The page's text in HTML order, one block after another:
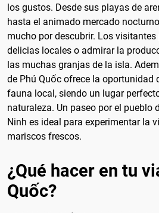
los gustos. Desde sus playas de
hasta el animado mercado
mucho por descubrir. Los
delicias locales o admirar la
las muchas granjas de la isla.
de Phú Quốc ofrece la oportunidad
fauna local, siendo un lugar
naturaleza. Un paseo por el pueblo
Ninh es ideal para experimentar la
mariscos frescos.
¿Qué hacer en tu
Quốc?